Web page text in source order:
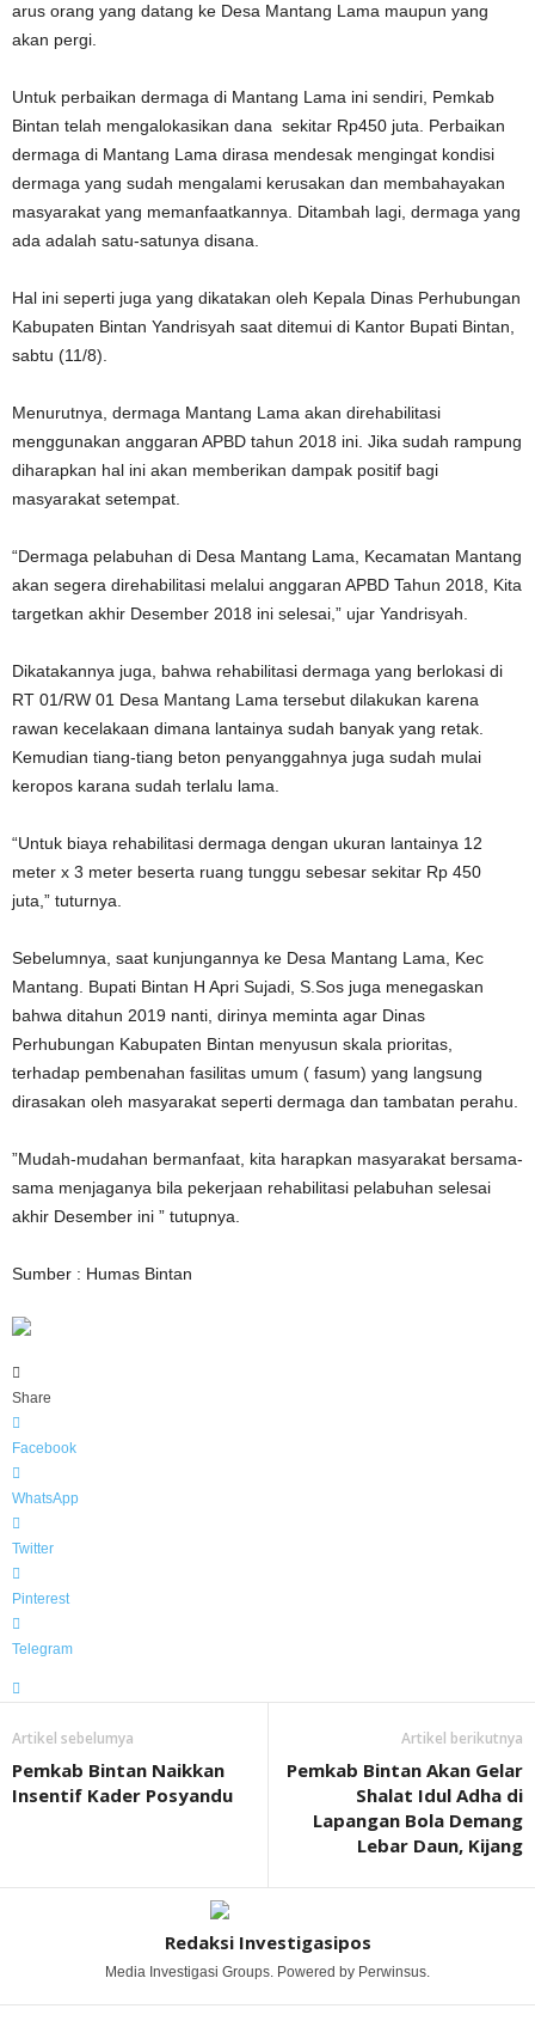
arus orang yang datang ke Desa Mantang Lama maupun yang
akan pergi.
Untuk perbaikan dermaga di Mantang Lama ini sendiri, Pemkab
Bintan telah mengalokasikan dana sekitar Rp450 juta. Perbaikan
dermaga di Mantang Lama dirasa mendesak mengingat kondisi
dermaga yang sudah mengalami kerusakan dan membahayakan
masyarakat yang memanfaatkannya. Ditambah lagi, dermaga yang
ada adalah satu-satunya disana.
Hal ini seperti juga yang dikatakan oleh Kepala Dinas Perhubungan
Kabupaten Bintan Yandrisyah saat ditemui di Kantor Bupati Bintan,
sabtu (11/8).
Menurutnya, dermaga Mantang Lama akan direhabilitasi
menggunakan anggaran APBD tahun 2018 ini. Jika sudah rampung
diharapkan hal ini akan memberikan dampak positif bagi
masyarakat setempat.
“Dermaga pelabuhan di Desa Mantang Lama, Kecamatan Mantang
akan segera direhabilitasi melalui anggaran APBD Tahun 2018, Kita
targetkan akhir Desember 2018 ini selesai,” ujar Yandrisyah.
Dikatakannya juga, bahwa rehabilitasi dermaga yang berlokasi di
RT 01/RW 01 Desa Mantang Lama tersebut dilakukan karena
rawan kecelakaan dimana lantainya sudah banyak yang retak.
Kemudian tiang-tiang beton penyanggahnya juga sudah mulai
keropos karana sudah terlalu lama.
“Untuk biaya rehabilitasi dermaga dengan ukuran lantainya 12
meter x 3 meter beserta ruang tunggu sebesar sekitar Rp 450
juta,” tuturnya.
Sebelumnya, saat kunjungannya ke Desa Mantang Lama, Kec
Mantang. Bupati Bintan H Apri Sujadi, S.Sos juga menegaskan
bahwa ditahun 2019 nanti, dirinya meminta agar Dinas
Perhubungan Kabupaten Bintan menyusun skala prioritas,
terhadap pembenahan fasilitas umum ( fasum) yang langsung
dirasakan oleh masyarakat seperti dermaga dan tambatan perahu.
”Mudah-mudahan bermanfaat, kita harapkan masyarakat bersama-
sama menjaganya bila pekerjaan rehabilitasi pelabuhan selesai
akhir Desember ini ” tutupnya.
Sumber : Humas Bintan
Share
Facebook
WhatsApp
Twitter
Pinterest
Telegram
Artikel sebelumya
Pemkab Bintan Naikkan
Insentif Kader Posyandu
Artikel berikutnya
Pemkab Bintan Akan Gelar
Shalat Idul Adha di
Lapangan Bola Demang
Lebar Daun, Kijang
Redaksi Investigasipos
Media Investigasi Groups. Powered by Perwinsus.